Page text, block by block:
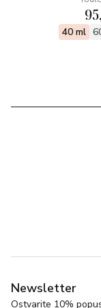
40 ml
Newsletter
Ostvarite 10%